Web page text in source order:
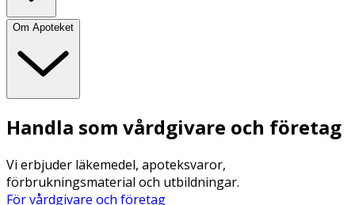
Om Apoteket
Handla som vårdgivare och företag
Vi erbjuder läkemedel, apoteksvaror,
förbrukningsmaterial och utbildningar.
För vårdgivare och företag